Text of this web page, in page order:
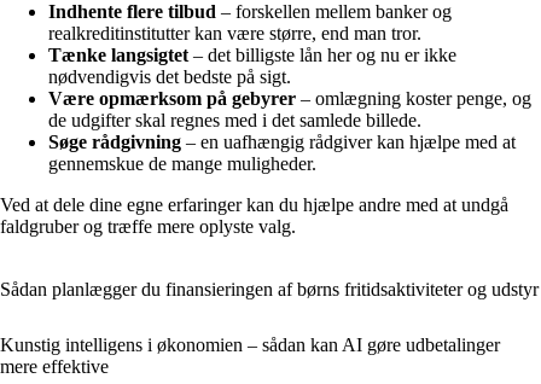
Indhente flere tilbud – forskellen mellem banker og
realkreditinstitutter kan være større, end man tror.
Tænke langsigtet– det billigste lån her og nu er ikke
nødvendigvis det bedste på sigt.
Være opmærksom på gebyrer – omlægning koster penge, og
de udgifter skal regnes med i det samlede billede.
Søge rådgivning – en uafhængig rådgiver kan hjælpe med at
gennemskue de mange muligheder.
Ved at dele dine egne erfaringer kan du hjælpe andre med at undgå
faldgruber og træffe mere oplyste valg.
Sådan planlægger du finansieringen af børns fritidsaktiviteter og udstyr
Kunstig intelligens i økonomien – sådan kan AI gøre udbetalinger
mere effektive